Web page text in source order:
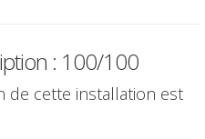
: 100/100
de cette installation est